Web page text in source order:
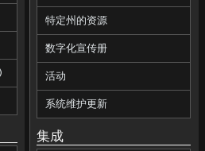
特定州的资源
数字化宣传册
活动
系统维护更新
集成